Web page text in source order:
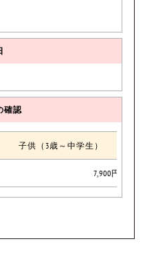
確認
子供（3歳～中学生）
7,900円